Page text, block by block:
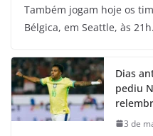
Também jogam hoje os
Bélgica, em Seattle, às 21h.
Dias
pediu
3 de